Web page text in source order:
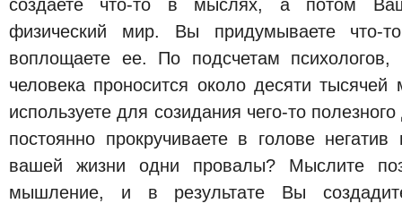
создаете что-то в мыслях, а потом
физический мир. Вы придумываете что-
воплощаете ее. По подсчетам
человека проносится около десяти
используете для созидания чего-то
постоянно прокручиваете в голове
вашей жизни одни провалы? Мыслите
мышление, и в результате Вы